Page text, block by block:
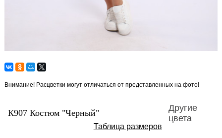
Внимание! Расцветки могут отличаться от представленных на фото!
К907 Костюм "Черный"
Таблица размеров
Другие
цвета